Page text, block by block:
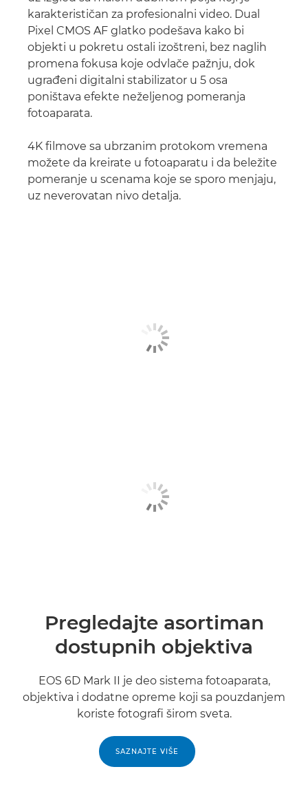
karakterističan za profesionalni video. Dual
Pixel CMOS AF glatko podešava kako bi
objekti u pokretu ostali izoštreni, bez naglih
promena fokusa koje odvlače pažnju, dok
ugrađeni digitalni stabilizator u 5 osa
poništava efekte neželjenog pomeranja
fotoaparata.
4K filmove sa ubrzanim protokom vremena
možete da kreirate u fotoaparatu i da beležite
pomeranje u scenama koje se sporo menjaju,
uz neverovatan nivo detalja.
Pregledajte asortiman
dostupnih objektiva
EOS 6D Mark II je deo sistema fotoaparata,
objektiva i dodatne opreme koji sa pouzdanjem
koriste fotografi širom sveta.
SAZNAJTE VIŠE